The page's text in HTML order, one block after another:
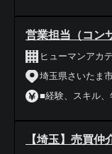
営業担当（コン
ヒューマンアカ
埼玉県さいたま
■経験、スキル
【埼玉】売買